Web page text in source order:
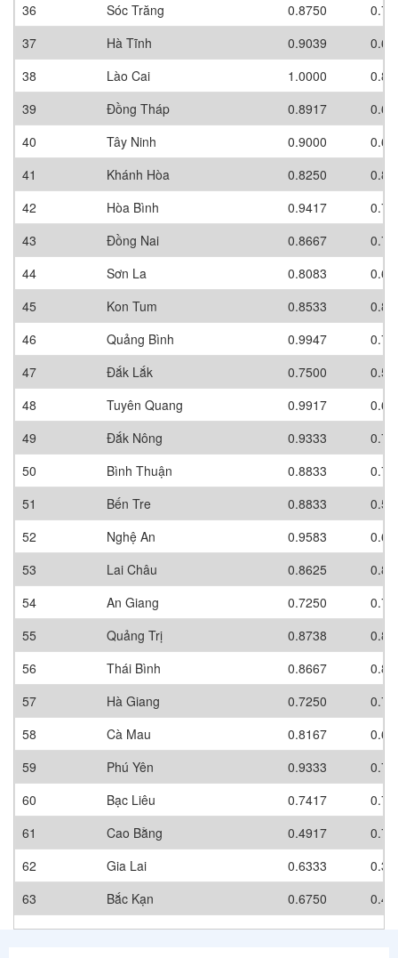
36
Sóc Trăng 0.8750
37
Hà Tĩnh 0.9039
38
Lào Cai 1.0000
39
Đồng Tháp 0.8917
40
Tây Ninh 0.9000
41
Khánh Hòa 0.8250
42
Hòa Bình 0.9417
43
Đồng Nai 0.8667
44
Sơn La 0.8083
45
Kon Tum 0.8533
46
Quảng Bình 0.9947
47
Đắk Lắk 0.7500
48
Tuyên Quang 0.9917
49
Đắk Nông 0.9333
50
Bình Thuận 0.8833
51
Bến Tre 0.8833
52
Nghệ An 0.9583
53
Lai Châu 0.8625
54
An Giang 0.7250
55
Quảng Trị 0.8738
56
Thái Bình 0.8667
57
Hà Giang 0.7250
58
Cà Mau 0.8167
59
Phú Yên 0.9333
60
Bạc Liêu 0.7417
61
Cao Bằng 0.4917
62
Gia Lai 0.6333
63
Bắc Kạn 0.6750